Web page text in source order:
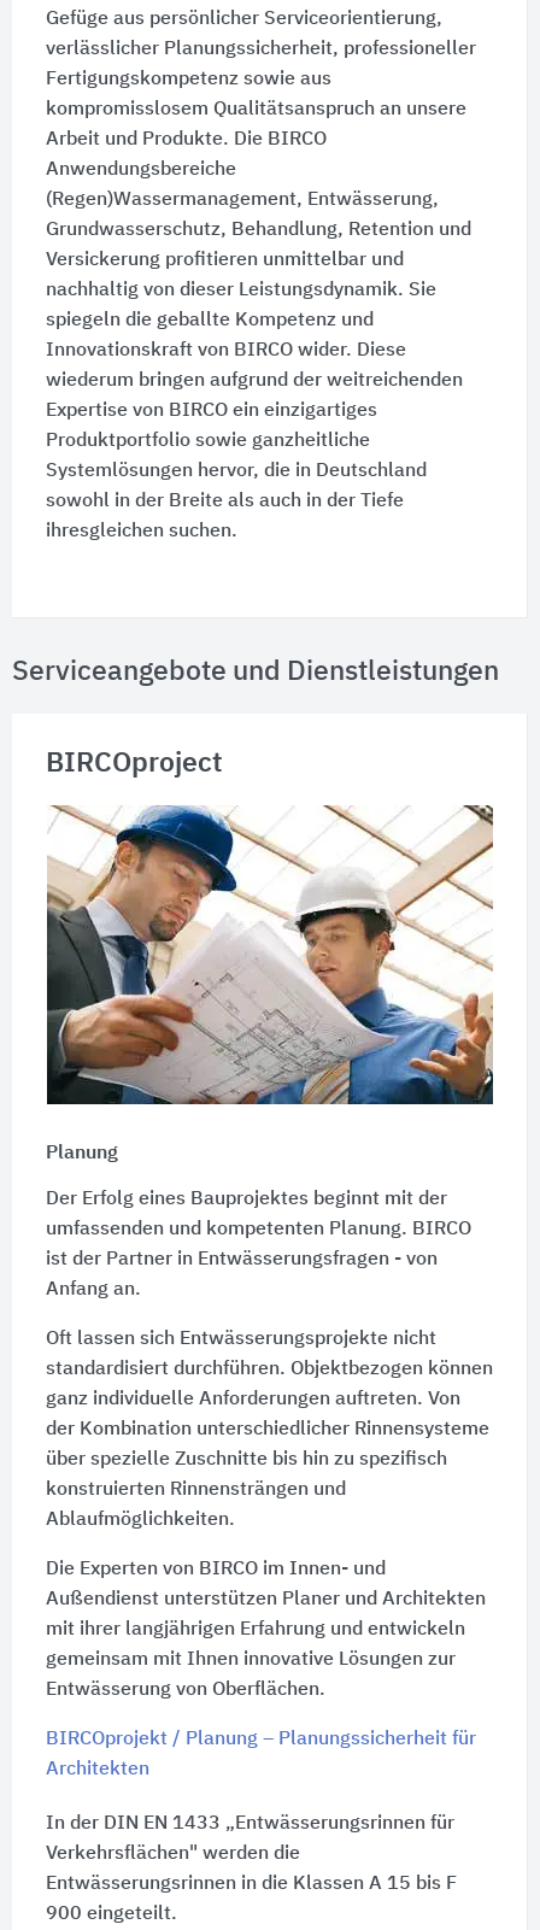
Gefüge aus persönlicher Serviceorientierung,
verlässlicher Planungssicherheit, professioneller
Fertigungskompetenz sowie aus
kompromisslosem Qualitätsanspruch an unsere
Arbeit und Produkte. Die BIRCO
Anwendungsbereiche
(Regen)Wassermanagement, Entwässerung,
Grundwasserschutz, Behandlung, Retention und
Versickerung profitieren unmittelbar und
nachhaltig von dieser Leistungsdynamik. Sie
spiegeln die geballte Kompetenz und
Innovationskraft von BIRCO wider. Diese
wiederum bringen aufgrund der weitreichenden
Expertise von BIRCO ein einzigartiges
Produktportfolio sowie ganzheitliche
Systemlösungen hervor, die in Deutschland
sowohl in der Breite als auch in der Tiefe
ihresgleichen suchen.
Serviceangebote und Dienstleistungen
BIRCOproject
Planung
Der Erfolg eines Bauprojektes beginnt mit der
umfassenden und kompetenten Planung. BIRCO
ist der Partner in Entwässerungsfragen - von
Anfang an.
Oft lassen sich Entwässerungsprojekte nicht
standardisiert durchführen. Objektbezogen können
ganz individuelle Anforderungen auftreten. Von
der Kombination unterschiedlicher Rinnensysteme
über spezielle Zuschnitte bis hin zu spezifisch
konstruierten Rinnensträngen und
Ablaufmöglichkeiten.
Die Experten von BIRCO im Innen- und
Außendienst unterstützen Planer und Architekten
mit ihrer langjährigen Erfahrung und entwickeln
gemeinsam mit Ihnen innovative Lösungen zur
Entwässerung von Oberflächen.
BIRCOprojekt / Planung – Planungssicherheit für
Architekten
In der DIN EN 1433 „Entwässerungsrinnen für
Verkehrsflächen" werden die
Entwässerungsrinnen in die Klassen A 15 bis F
900 eingeteilt.